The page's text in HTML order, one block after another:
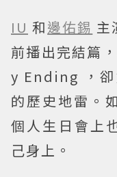
IU 和邊佑錫 主
前播出完結篇
y Ending ，卻
的歷史地雷。
個人生日會上
己身上。